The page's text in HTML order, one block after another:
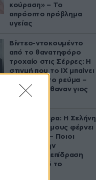
κούραση» – Το
απρόοπτο πρόβλημα
υγείας
Βίντεο-ντοκουμέντο
από το θανατηφόρο
τροχαίο στις Σέρρες: Η
στιγμή που το ΙΧ μπαίνει
στο αντίθετο ρεύμα –
Ακαριαία πέθαναν γιος
και μητέρα
Ζώδια σήμερα: Η Σελήνη
στους Διδύμους φέρνει
ανατροπές – Ποιοι
δέχονται την
ευεργετική επίδραση
του Δία από το